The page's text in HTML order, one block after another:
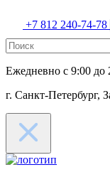
+7 812 240-74-78
Ежедневно с 9:00 до
г. Санкт-Петербург,